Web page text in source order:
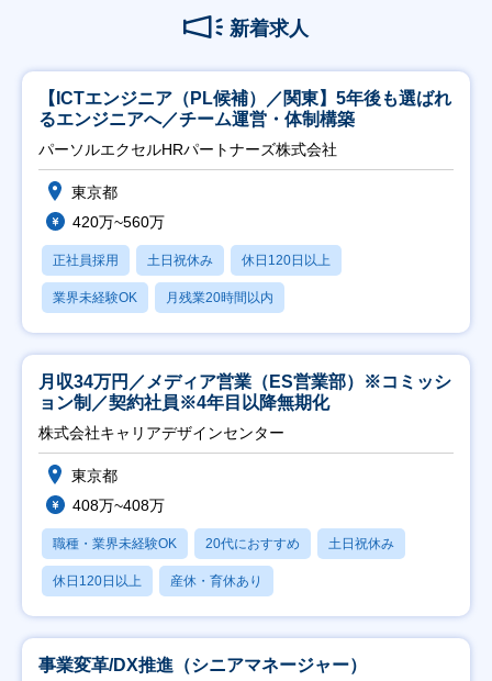
新着求人
【ICTエンジニア（PL候補）／関東】5年後も選ばれ
るエンジニアへ／チーム運営・体制構築
パーソルエクセルHRパートナーズ株式会社
東京都
420万~560万
正社員採用 土日祝休み 休日120日以上
業界未経験OK 月残業20時間以内
月収34万円／メディア営業（ES営業部）※コミッシ
ョン制／契約社員※4年目以降無期化
株式会社キャリアデザインセンター
東京都
408万~408万
職種・業界未経験OK 20代におすすめ 土日祝休み
休日120日以上 産休・育休あり
事業変革/DX推進（シニアマネージャー）